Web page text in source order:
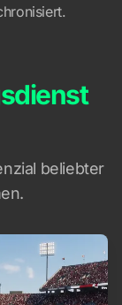
beliebter